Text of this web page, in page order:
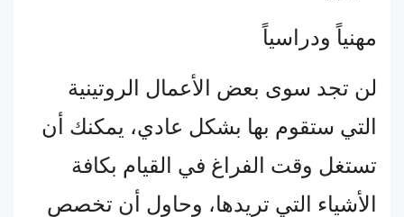
مهنياً ودراسياً
لن تجد سوى بعض الأعمال الروتينية
التي ستقوم بها بشكل عادي، يمكنك أن
تستغل وقت الفراغ في القيام بكافة
الأشياء التي تريدها، وحاول أن تخصص